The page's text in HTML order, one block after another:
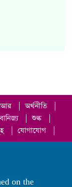
অর্থনীতি
শুল্ক
যোগাযোগ
on the